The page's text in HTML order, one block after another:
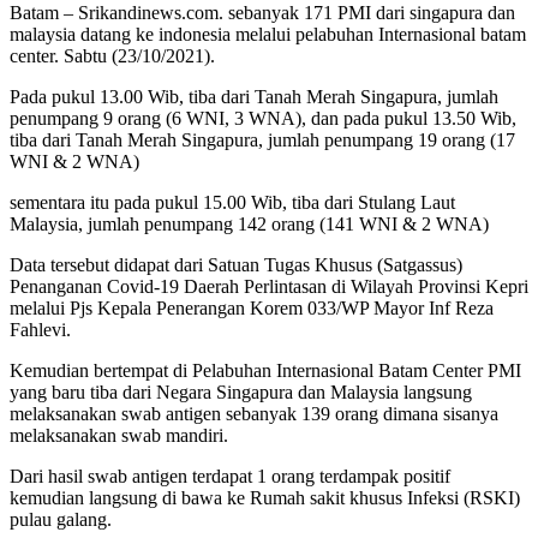
Batam – Srikandinews.com. sebanyak 171 PMI dari singapura dan
malaysia datang ke indonesia melalui pelabuhan Internasional batam
center. Sabtu (23/10/2021).
Pada pukul 13.00 Wib, tiba dari Tanah Merah Singapura, jumlah
penumpang 9 orang (6 WNI, 3 WNA), dan pada pukul 13.50 Wib,
tiba dari Tanah Merah Singapura, jumlah penumpang 19 orang (17
WNI & 2 WNA)
sementara itu pada pukul 15.00 Wib, tiba dari Stulang Laut
Malaysia, jumlah penumpang 142 orang (141 WNI & 2 WNA)
Data tersebut didapat dari Satuan Tugas Khusus (Satgassus)
Penanganan Covid-19 Daerah Perlintasan di Wilayah Provinsi Kepri
melalui Pjs Kepala Penerangan Korem 033/WP Mayor Inf Reza
Fahlevi.
Kemudian bertempat di Pelabuhan Internasional Batam Center PMI
yang baru tiba dari Negara Singapura dan Malaysia langsung
melaksanakan swab antigen sebanyak 139 orang dimana sisanya
melaksanakan swab mandiri.
Dari hasil swab antigen terdapat 1 orang terdampak positif
kemudian langsung di bawa ke Rumah sakit khusus Infeksi (RSKI)
pulau galang.